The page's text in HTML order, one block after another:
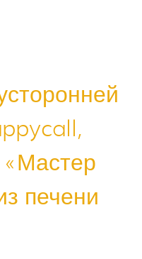
«Мастер
печени